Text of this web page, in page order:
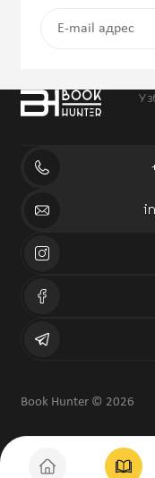
Book Hunter © 2026